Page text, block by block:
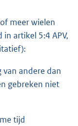
meer wielen
artikel 5:4 APV,
van andere dan
gebreken niet
tijd